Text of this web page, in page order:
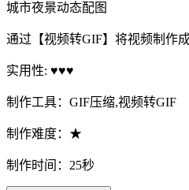
城市夜景动态配图
通过【视频转GIF】将视频制作
实用性: ♥♥♥
制作工具：GIF压缩,视频转GIF
制作难度：★
制作时间：25秒